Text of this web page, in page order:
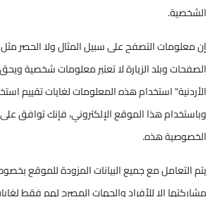
الشخصية.
إن معلومات التصفح على سبيل المثال ولا الحصر مثل
الصفحات وبلد الزيارة لا تعتبر معلومات شخصية ويحق
الأردنية" استخدام هذه المعلومات لغايات تقييم
وباستخدام هذا الموقع الإلكتروني، فإنك توافق
الخصوصية هذه.
يتم التعامل مع جميع البيانات المزودة للموقع
مشاركتها إلا للأفراد والجهات ‏المصرح لهم فقط